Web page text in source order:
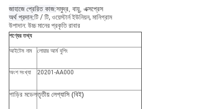
জাহাজে প্রেরিত কাজ:সমুদ্র, বায়ু, এক্সপ্রেস
অর্থ প্রদান:টি / টি, ওয়েস্টার্ন ইউনিয়ন, মানিগ্রাম
উপাদান: উচ্চ মানের প্রকৃতি রাবার
পণ্যের তথ্য
আইটেম নাম লোয়ার আর্ম বুশিং
অংশ সংখ্যা 20201-AA000
গাড়ির মডেলতৃতীয় লেগ্যাসি (বিই)